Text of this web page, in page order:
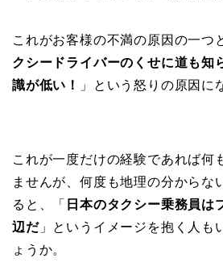
これがお客様の不満の原因の一つ
クシードライバーのくせに道も知
識が低い！
」という怒りの原因に
これが一度だけの経験であれば何
ませんが、何度も地理の分からな
ると、「
日本のタクシー乗務員は
辺だ」というイメージを抱く人も
ょうか。